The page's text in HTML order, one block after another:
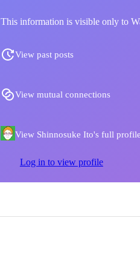
This information is visible only to
View past posts
View mutual connections
View Shinnosuke Ito's full profile
Log in to view profile